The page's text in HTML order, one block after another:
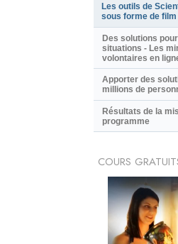
Les outils de
sous forme de film
Des solutions
situations - Les
volontaires en
Apporter des
millions de
Résultats de la
programme
COURS